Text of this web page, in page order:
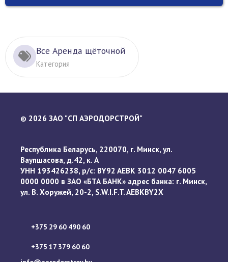
Все Аренда щёточной
Категория
© 2026 ЗАО "СП АЭРОДОРСТРОЙ"
Республика Беларусь, 220070, г. Минск, ул.
Ваупшасова, д.42, к. А
УНН 193426238, р/с: BY92 AEBK 3012 0047 6005
0000 0000 в ЗАО «БТА БАНК» адрес банка: г. Минск,
ул. В. Хоружей, 20-2, S.W.I.F.T. AEBKBY2X
+375 29 60 490 60
+375 17 379 60 60